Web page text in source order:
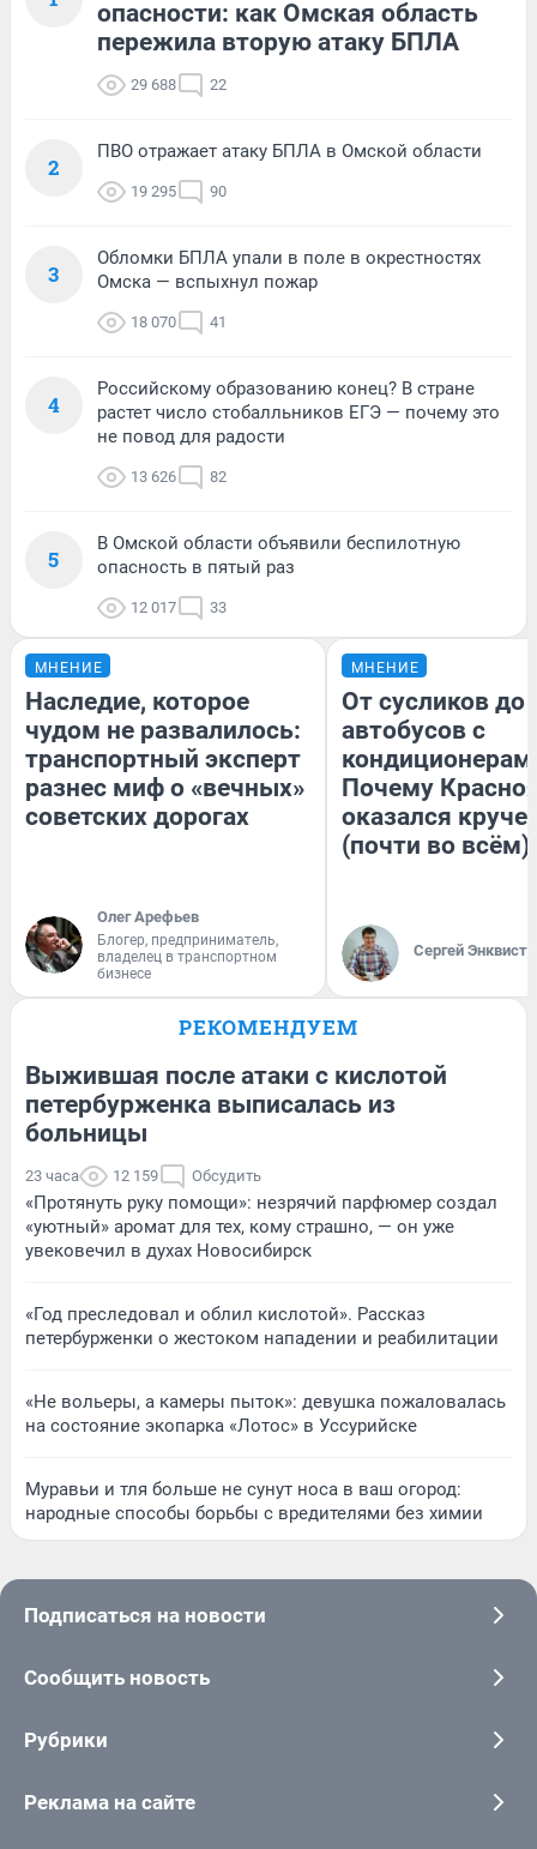
опасности: как Омская область
пережила вторую атаку БПЛА
29 688 22
2
ПВО отражает атаку БПЛА в Омской области
19 295 90
3
Обломки БПЛА упали в поле в окрестностях
Омска — вспыхнул пожар
18 070 41
4
Российскому образованию конец? В стране
растет число стобалльников ЕГЭ — почему это
не повод для радости
13 626 82
5
В Омской области объявили беспилотную
опасность в пятый раз
12 017 33
МНЕНИЕ
Наследие, которое
чудом не развалилось:
транспортный эксперт
разнес миф о «вечных»
советских дорогах
Олег Арефьев
Блогер, предприниматель,
владелец в транспортном
бизнесе
МНЕНИЕ
От сусликов до
автобусов с
Почему
оказался
(почти во всём)
Сергей Энквист
РЕКОМЕНДУЕМ
Выжившая после атаки с кислотой
петербурженка выписалась из
больницы
23 часа 12 159 Обсудить
«Протянуть руку помощи»: незрячий парфюмер создал
«уютный» аромат для тех, кому страшно, — он уже
увековечил в духах Новосибирск
«Год преследовал и облил кислотой». Рассказ
петербурженки о жестоком нападении и реабилитации
«Не вольеры, а камеры пыток»: девушка пожаловалась
на состояние экопарка «Лотос» в Уссурийске
Муравьи и тля больше не сунут носа в ваш огород:
народные способы борьбы с вредителями без химии
Подписаться на новости
Сообщить новость
Рубрики
Реклама на сайте